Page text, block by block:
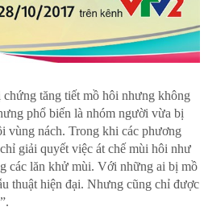
tăng tiết mồ hôi nhưng không
phổ biến là nhóm người vừa bị
vùng nách. Trong khi các phương
giải quyết việc át chế mùi hôi như
các lăn khử mùi. Với những ai bị mồ
thuật hiện đại. Nhưng cũng chỉ được